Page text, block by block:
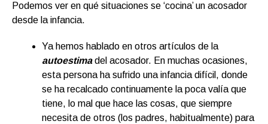
Podemos ver en qué situaciones se ‘cocina’ un acosador
desde la infancia.
Ya hemos hablado en otros artículos de la
autoestimadel acosador. En muchas ocasiones,
esta persona ha sufrido una infancia difícil, donde
se ha recalcado continuamente la poca valía que
tiene, lo mal que hace las cosas, que siempre
necesita de otros (los padres, habitualmente) para